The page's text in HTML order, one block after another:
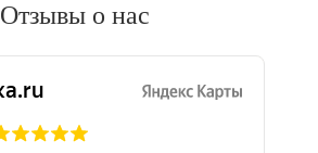
Отзывы о нас